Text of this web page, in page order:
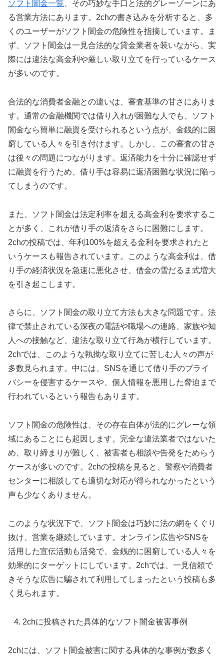
ソフト闇金一覧 、その巧妙な手口と法的グレーゾーンにあ
る営業方法にあります。2chの書き込みを分析すると、多
くのユーザーがソフト闇金の危険性を指摘しています。ま
ず、ソフト闇金は一見合法的な貸金業者を装いながら、実
際には違法な高金利や厳しい取り立てを行っているケース
が多いのです。
合法的な消費者金融との違いは、審査基準の甘さにありま
す。通常の金融機関では借り入れが困難な人でも、ソフト
闇金なら簡単に融資を受けられるという点が、金銭的に困
窮している人々を引き付けます。しかし、この審査の甘さ
は後々の問題につながります。返済能力を十分に確認せず
に融資を行うため、借り手は容易に返済困難な状況に陥っ
てしまうのです。
また、ソフト闇金は法定利率を超える高金利を要求するこ
とが多く、これが借り手の返済をさらに困難にします。
2chの投稿では、年利100%を超える金利を要求されたと
いうケースも報告されています。このような高金利は、借
り手の経済状況を急速に悪化させ、借金の雪だるま式増大
を引き起こします。
さらに、ソフト闇金の取り立て方法も大きな問題です。法
律で禁止されている深夜の電話や職場への連絡、家族や知
人への接触など、違法な取り立て行為が横行しています。
2chでは、このような執拗な取り立てに苦しむ人々の声が
多数見られます。中には、SNSを通じて借り手のプライ
バシーを侵害するケースや、個人情報を悪用した脅迫まで
行われているという報告もあります。
ソフト闇金の危険性は、その存在自体が法的にグレーな領
域にあることにも起因します。完全な違法業者ではないた
め、取り締まりが難しく、被害者も相談や告発をためらう
ケースが多いのです。2chの投稿を見ると、警察や消費者
センターに相談しても適切な対応が得られなかったという
声も少なくありません。
このような状況下で、ソフト闇金は巧妙に法の網をくぐり
抜け、営業を継続しています。オンライン広告やSNSを
活用した宣伝活動も活発で、金銭的に困窮している人々を
効果的にターゲットにしています。2chでは、一見信頼で
きそうな広告に騙されて利用してしまったという投稿も多
く見られます。
2chに投稿された具体的なソフト闇金被害事例
2chには、ソフト闇金被害に関する具体的な事例が数多く